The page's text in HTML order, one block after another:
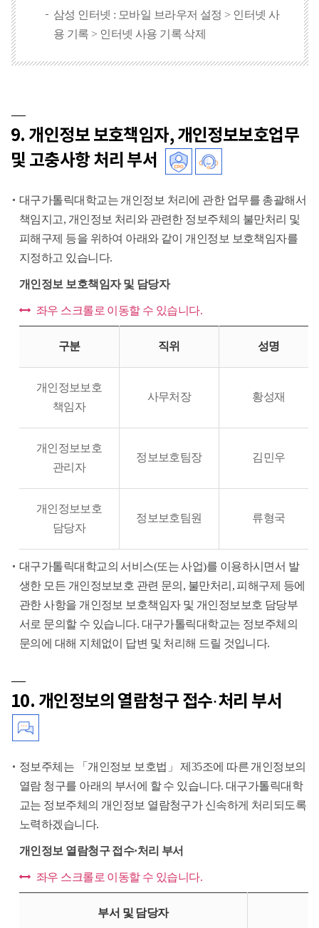
삼성 인터넷 : 모바일 브라우저 설정 > 인터넷 사
용 기록 > 인터넷 사용 기록 삭제
9. 개인정보 보호책임자, 개인정보보호업무
및 고충사항 처리 부서
대구가톨릭대학교는 개인정보 처리에 관한 업무를 총괄해서
책임지고, 개인정보 처리와 관련한 정보주체의 불만처리 및
피해구제 등을 위하여 아래와 같이 개인정보 보호책임자를
지정하고 있습니다.
개인정보 보호책임자 및 담당자
좌우 스크롤로 이동할 수 있습니다.
호
자
당
자
의
직
위,
성
연
락
처
구분 직위 성명
개인정보보호
책임자
사무처장 황성재
개인정보보호
관리자
정보보호팀장 김민우
개인정보보호
담당자
정보보호팀원 류형국
대구가톨릭대학교의 서비스(또는 사업)를 이용하시면서 발
생한 모든 개인정보보호 관련 문의, 불만처리, 피해구제 등에
관한 사항을 개인정보 보호책임자 및 개인정보보호 담당부
서로 문의할 수 있습니다. 대구가톨릭대학교는 정보주체의
문의에 대해 지체없이 답변 및 처리해 드릴 것입니다.
10. 개인정보의 열람청구 접수·처리 부서
정보주체는 「개인정보 보호법」 제35조에 따른 개인정보의
열람 청구를 아래의 부서에 할 수 있습니다. 대구가톨릭대학
교는 정보주체의 개인정보 열람청구가 신속하게 처리되도록
노력하겠습니다.
개인정보 열람청구 접수·처리 부서
좌우 스크롤로 이동할 수 있습니다.
부서 및 담당자